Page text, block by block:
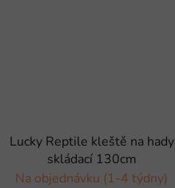
Lucky Reptile kleště na hady
skládací 130cm
Na objednávku (1-4 týdny)